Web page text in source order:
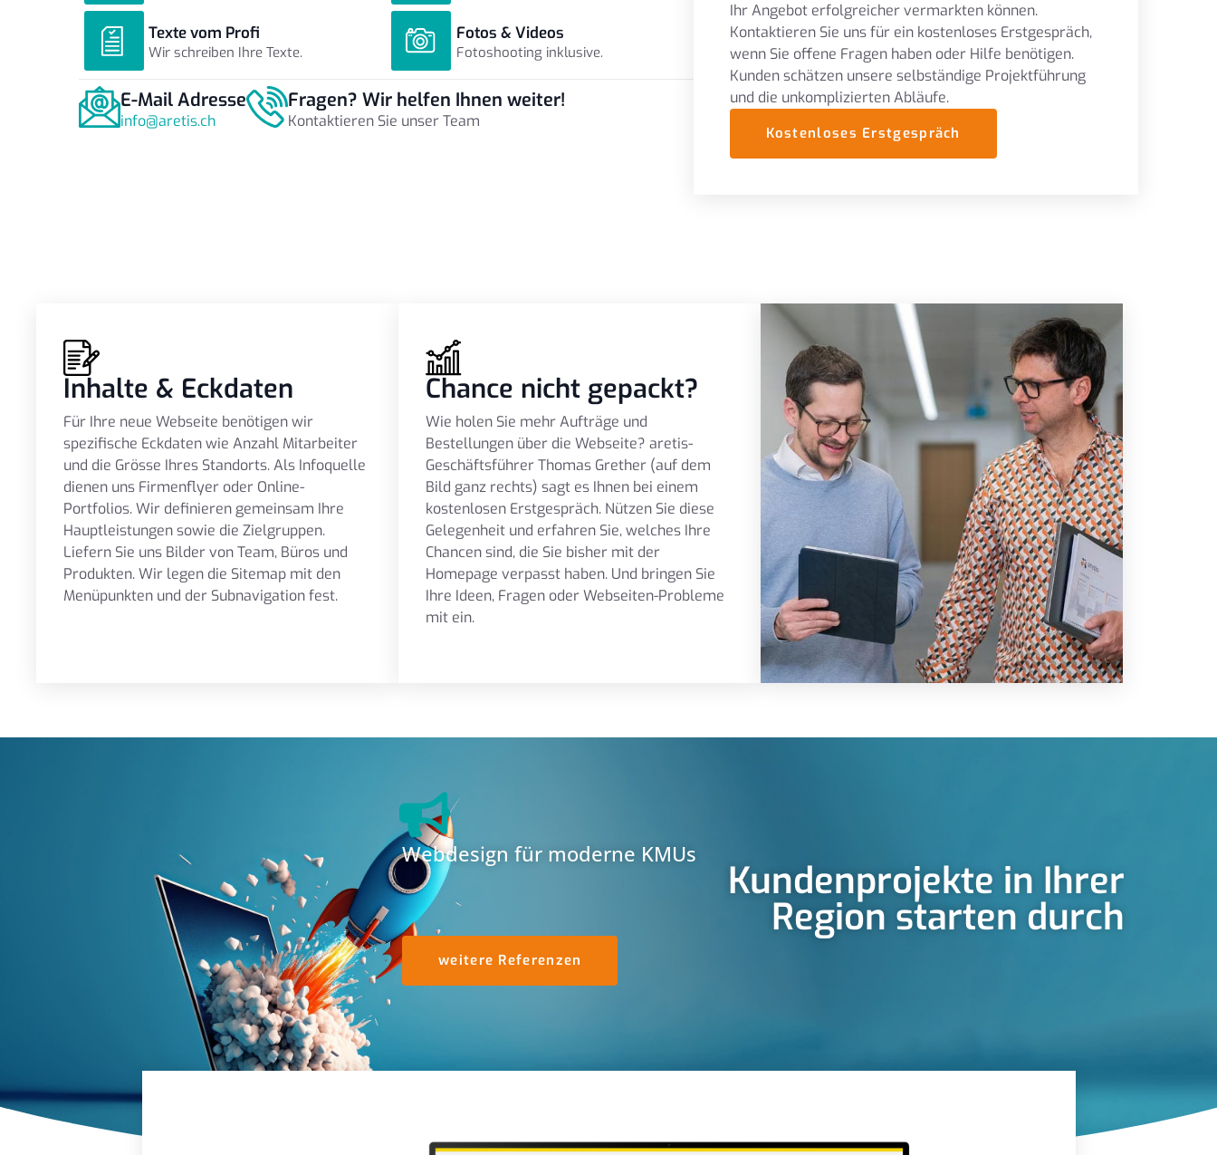
Texte vom Profi
Wir schreiben Ihre Texte.
Fotos & Videos
Fotoshooting inklusive.
E-Mail Adresse
info@aretis.ch
Fragen? Wir helfen Ihnen weiter!
Kontaktieren Sie unser Team
Ihr Angebot erfolgreicher vermarkten können.
Kontaktieren Sie uns für ein kostenloses Erstgespräch,
wenn Sie offene Fragen haben oder Hilfe benötigen.
Kunden schätzen unsere selbständige Projektführung
und die unkomplizierten Abläufe.
Kostenloses Erstgespräch
Inhalte & Eckdaten
Für Ihre neue Webseite benötigen wir
spezifische Eckdaten wie Anzahl Mitarbeiter
und die Grösse Ihres Standorts. Als Infoquelle
dienen uns Firmenflyer oder Online-
Portfolios. Wir definieren gemeinsam Ihre
Hauptleistungen sowie die Zielgruppen.
Liefern Sie uns Bilder von Team, Büros und
Produkten. Wir legen die Sitemap mit den
Menüpunkten und der Subnavigation fest.
Chance nicht gepackt?
Wie holen Sie mehr Aufträge und
Bestellungen über die Webseite? aretis-
Geschäftsführer Thomas Grether (auf dem
Bild ganz rechts) sagt es Ihnen bei einem
kostenlosen Erstgespräch. Nützen Sie diese
Gelegenheit und erfahren Sie, welches Ihre
Chancen sind, die Sie bisher mit der
Homepage verpasst haben. Und bringen Sie
Ihre Ideen, Fragen oder Webseiten-Probleme
mit ein.
Webdesign für moderne KMUs
Kundenprojekte in Ihrer
Region starten durch
weitere Referenzen